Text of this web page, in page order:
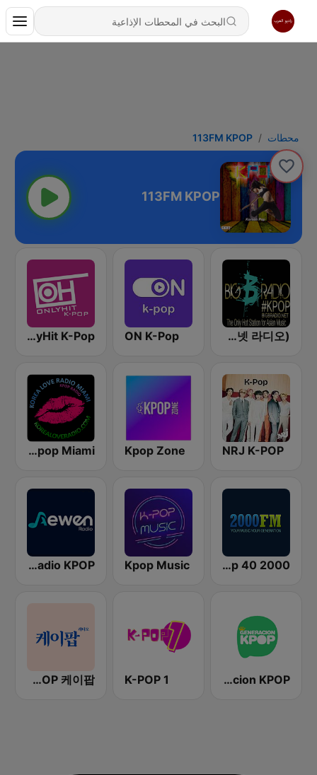
محطات 113FM KPOP
113FM KPOP
Big B Radio - KPOP(인터넷 라디오)
ON K-Pop
OnlyHit K-Pop
NRJ K-POP
Kpop Zone
Korea Love Radio K-pop Miami
2000 FM - Top 40
Kpop Music
Aewen Radio KPOP
Generacion KPOP
K-POP 1
BOX : K-POP 케이팝